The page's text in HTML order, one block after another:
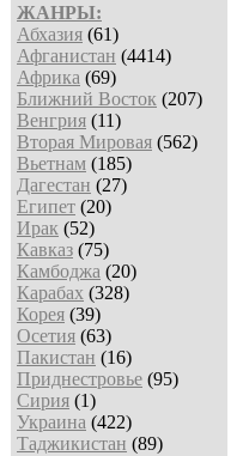
ЖАНРЫ:
Абхазия (61)
Афганистан (4414)
Африка (69)
Ближний Восток (207)
Венгрия (11)
Вторая Мировая (562)
Вьетнам (185)
Дагестан (27)
Египет (20)
Ирак (52)
Кавказ (75)
Камбоджа (20)
Карабах (328)
Корея (39)
Осетия (63)
Пакистан (16)
Приднестровье (95)
Сирия (1)
Украина (422)
Таджикистан (89)